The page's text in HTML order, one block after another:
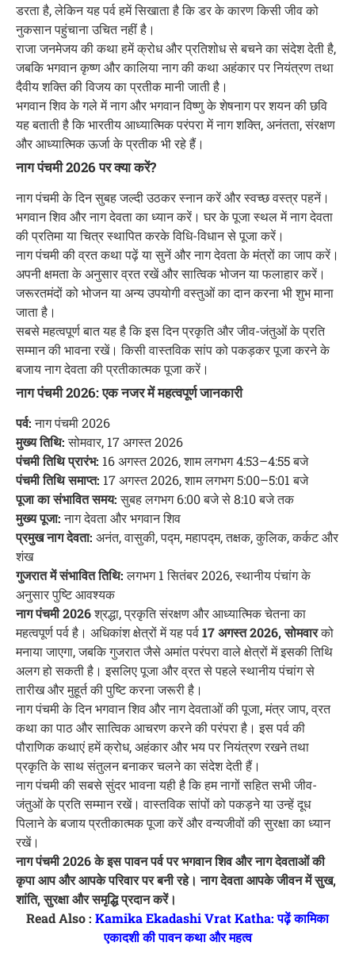
डरता है, लेकिन यह पर्व हमें सिखाता है कि डर के कारण किसी जीव को
नुकसान पहुंचाना उचित नहीं है।
राजा जनमेजय की कथा हमें क्रोध और प्रतिशोध से बचने का संदेश देती है,
जबकि भगवान कृष्ण और कालिया नाग की कथा अहंकार पर नियंत्रण तथा
दैवीय शक्ति की विजय का प्रतीक मानी जाती है।
भगवान शिव के गले में नाग और भगवान विष्णु के शेषनाग पर शयन की छवि
यह बताती है कि भारतीय आध्यात्मिक परंपरा में नाग शक्ति, अनंतता, संरक्षण
और आध्यात्मिक ऊर्जा के प्रतीक भी रहे हैं।
नाग पंचमी 2026 पर क्या करें?
नाग पंचमी के दिन सुबह जल्दी उठकर स्नान करें और स्वच्छ वस्त्र पहनें।
भगवान शिव और नाग देवता का ध्यान करें। घर के पूजा स्थल में नाग देवता
की प्रतिमा या चित्र स्थापित करके विधि-विधान से पूजा करें।
नाग पंचमी की व्रत कथा पढ़ें या सुनें और नाग देवता के मंत्रों का जाप करें।
अपनी क्षमता के अनुसार व्रत रखें और सात्विक भोजन या फलाहार करें।
जरूरतमंदों को भोजन या अन्य उपयोगी वस्तुओं का दान करना भी शुभ माना
जाता है।
सबसे महत्वपूर्ण बात यह है कि इस दिन प्रकृति और जीव-जंतुओं के प्रति
सम्मान की भावना रखें। किसी वास्तविक सांप को पकड़कर पूजा करने के
बजाय नाग देवता की प्रतीकात्मक पूजा करें।
नाग पंचमी 2026: एक नजर में महत्वपूर्ण जानकारी
पर्व:नाग पंचमी 2026
मुख्य तिथि:सोमवार, 17 अगस्त 2026
पंचमी तिथि प्रारंभ: 16 अगस्त 2026, शाम लगभग 4:53–4:55 बजे
पंचमी तिथि समाप्त: 17 अगस्त 2026, शाम लगभग 5:00–5:01 बजे
पूजा का संभावित समय:सुबह लगभग 6:00 बजे से 8:10 बजे तक
मुख्य पूजा:नाग देवता और भगवान शिव
प्रमुख नाग देवता: अनंत, वासुकी, पद्म, महापद्म, तक्षक, कुलिक, कर्कट और
शंख
गुजरात में संभावित तिथि:लगभग 1 सितंबर 2026, स्थानीय पंचांग के
अनुसार पुष्टि आवश्यक
नाग पंचमी 2026श्रद्धा, प्रकृति संरक्षण और आध्यात्मिक चेतना का
महत्वपूर्ण पर्व है। अधिकांश क्षेत्रों में यह पर्व17 अगस्त 2026, सोमवारको
मनाया जाएगा, जबकि गुजरात जैसे अमांत परंपरा वाले क्षेत्रों में इसकी तिथि
अलग हो सकती है। इसलिए पूजा और व्रत से पहले स्थानीय पंचांग से
तारीख और मुहूर्त की पुष्टि करना जरूरी है।
नाग पंचमी के दिन भगवान शिव और नाग देवताओं की पूजा, मंत्र जाप, व्रत
कथा का पाठ और सात्विक आचरण करने की परंपरा है। इस पर्व की
पौराणिक कथाएं हमें क्रोध, अहंकार और भय पर नियंत्रण रखने तथा
प्रकृति के साथ संतुलन बनाकर चलने का संदेश देती हैं।
नाग पंचमी की सबसे सुंदर भावना यही है कि हम नागों सहित सभी जीव-
जंतुओं के प्रति सम्मान रखें। वास्तविक सांपों को पकड़ने या उन्हें दूध
पिलाने के बजाय प्रतीकात्मक पूजा करें और वन्यजीवों की सुरक्षा का ध्यान
रखें।
नाग पंचमी 2026 के इस पावन पर्व पर भगवान शिव और नाग देवताओं की
कृपा आप और आपके परिवार पर बनी रहे। नाग देवता आपके जीवन में सुख,
शांति, सुरक्षा और समृद्धि प्रदान करें।
Read Also : Kamika Ekadashi Vrat Katha: पढ़ें कामिका
एकादशी की पावन कथा और महत्व